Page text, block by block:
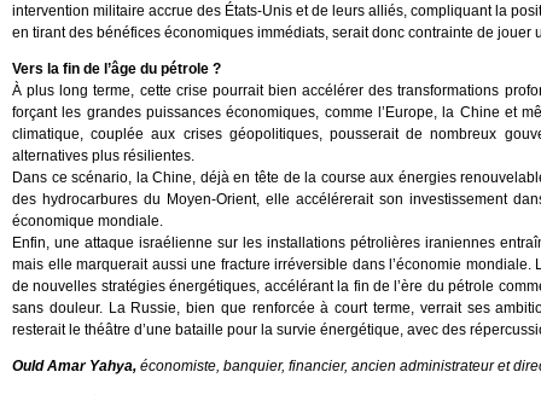
intervention militaire accrue des États-Unis et de leurs alliés, compliquant la
en tirant des bénéfices économiques immédiats, serait donc contrainte de
Vers la fin de l’âge du pétrole ?
À plus long terme, cette crise pourrait bien accélérer des transformations
forçant les grandes puissances économiques, comme l’Europe, la Chine et
climatique, couplée aux crises géopolitiques, pousserait de nombreux
alternatives plus résilientes.
Dans ce scénario, la Chine, déjà en tête de la course aux énergies
des hydrocarbures du Moyen-Orient, elle accélérerait son investissement
économique mondiale.
Enfin, une attaque israélienne sur les installations pétrolières iraniennes
mais elle marquerait aussi une fracture irréversible dans l’économie
de nouvelles stratégies énergétiques, accélérant la fin de l’ère du pétrole
sans douleur. La Russie, bien que renforcée à court terme, verrait ses
resterait le théâtre d’une bataille pour la survie énergétique, avec des
Ould Amar Yahya, économiste, banquier, financier, ancien administrateur et